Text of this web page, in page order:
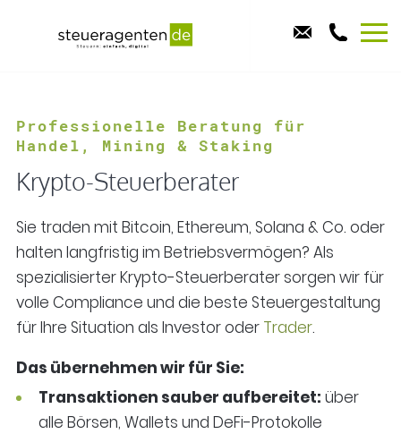
Professionelle Beratung für
Handel, Mining & Staking
Krypto-Steuerberater
Sie traden mit Bitcoin, Ethereum, Solana & Co. oder
halten langfristig im Betriebsvermögen? Als
spezialisierter Krypto-Steuerberater sorgen wir für
volle Compliance und die beste Steuergestaltung
für Ihre Situation als Investor oder Trader.
Das übernehmen wir für Sie:
Transaktionen sauber aufbereitet: über
alle Börsen, Wallets und DeFi-Protokolle